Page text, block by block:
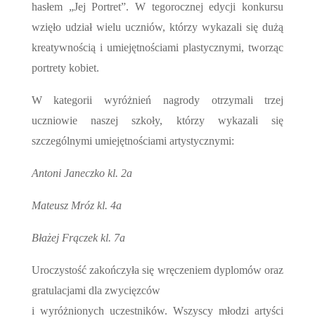
hasłem „Jej Portret”. W tegorocznej edycji konkursu
wzięło udział wielu uczniów, którzy wykazali się dużą
kreatywnością i umiejętnościami plastycznymi, tworząc
portrety kobiet.
W kategorii wyróżnień nagrody otrzymali trzej
uczniowie naszej szkoły, którzy wykazali się
szczególnymi umiejętnościami artystycznymi:
Antoni Janeczko kl. 2a
Mateusz Mróz kl. 4a
Błażej Frączek kl. 7a
Uroczystość zakończyła się wręczeniem dyplomów oraz
gratulacjami dla zwycięzców
i wyróżnionych uczestników. Wszyscy młodzi artyści